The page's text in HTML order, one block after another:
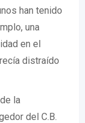
han tenido
una
en el
distraído
la
del C.B.